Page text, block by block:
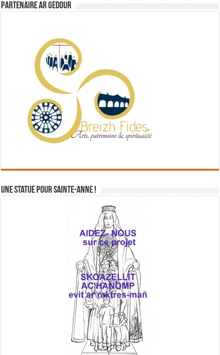
Partenaire Ar Gedour
Une statue pour Sainte-Anne !